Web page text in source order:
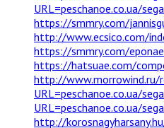
URL=peschanoe.co.ua/
https://smmry.com/
http://www.ecsico.com/
https://smmry.com/
https://hatsuae.com/
http://www.morrowind.ru/
URL=peschanoe.co.ua/
URL=peschanoe.co.ua/
http://